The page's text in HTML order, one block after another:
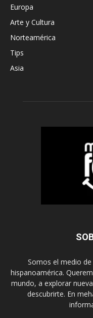
Europa
Arte y Cultura
Norteamérica
Tips
Asia
Somos el medio
hispanoamérica.
mundo, a explorar
descubrirte. En